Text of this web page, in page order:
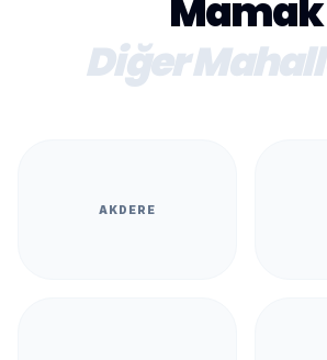
Mamak
Diğer
AKDERE